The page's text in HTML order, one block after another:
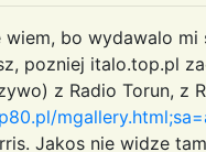
wiem, bo wydawalo
pozniej italo.top.pl
z Radio Torun, z
Jakos nie widze